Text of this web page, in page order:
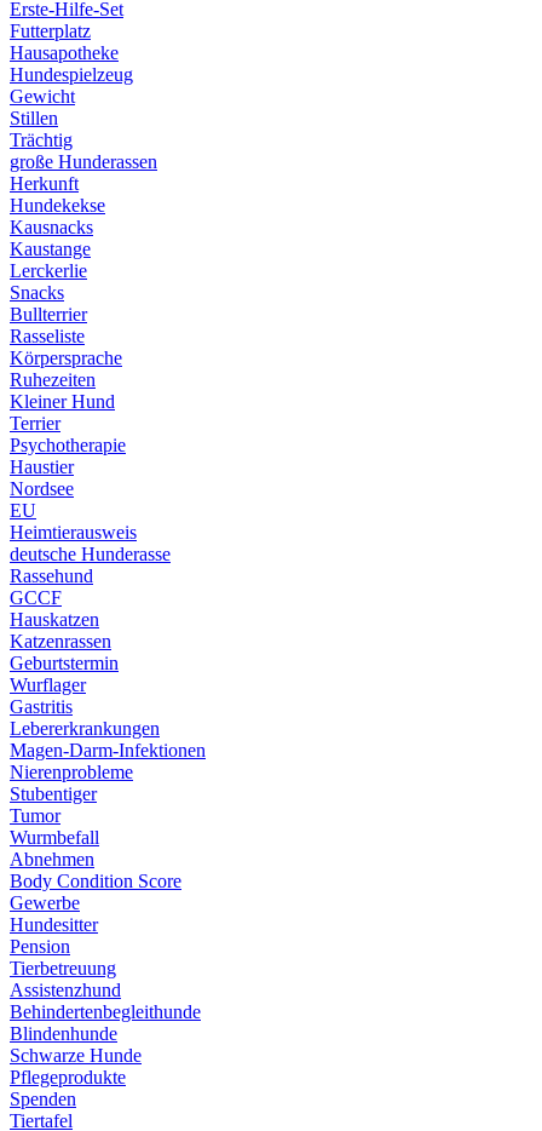
Erste-Hilfe-Set
Futterplatz
Hausapotheke
Hundespielzeug
Gewicht
Stillen
Trächtig
große Hunderassen
Herkunft
Hundekekse
Kausnacks
Kaustange
Lerckerlie
Snacks
Bullterrier
Rasseliste
Körpersprache
Ruhezeiten
Kleiner Hund
Terrier
Psychotherapie
Haustier
Nordsee
EU
Heimtierausweis
deutsche Hunderasse
Rassehund
GCCF
Hauskatzen
Katzenrassen
Geburtstermin
Wurflager
Gastritis
Lebererkrankungen
Magen-Darm-Infektionen
Nierenprobleme
Stubentiger
Tumor
Wurmbefall
Abnehmen
Body Condition Score
Gewerbe
Hundesitter
Pension
Tierbetreuung
Assistenzhund
Behindertenbegleithunde
Blindenhunde
Schwarze Hunde
Pflegeprodukte
Spenden
Tiertafel